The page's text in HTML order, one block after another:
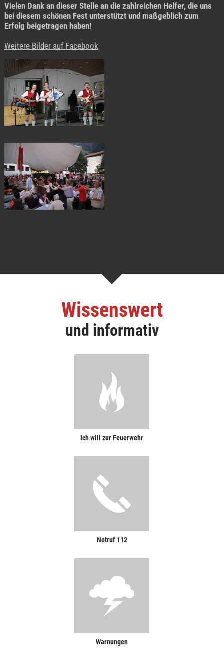
Vielen Dank an dieser Stelle an die zahlreichen Helfer, die uns
bei diesem schönen Fest unterstützt und maßgeblich zum
Erfolg beigetragen haben!
Weitere Bilder auf Facebook
Wissenswert
und informativ
Ich will zur Feuerwehr
Notruf 112
Warnungen